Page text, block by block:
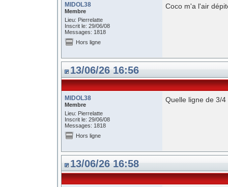
MIDOL38
Membre
Lieu: Pierrelatte
Inscrit le: 29/06/08
Messages: 1818
Coco m'a l'air
Hors ligne
13/06/26 16:56
MIDOL38
Membre
Lieu: Pierrelatte
Inscrit le: 29/06/08
Messages: 1818
Quelle ligne de 3/
Hors ligne
13/06/26 16:58